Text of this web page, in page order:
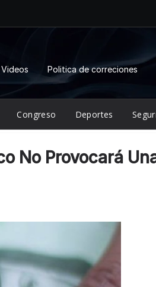
Videos Politica de correciones
Congreso Deportes
No Provocará